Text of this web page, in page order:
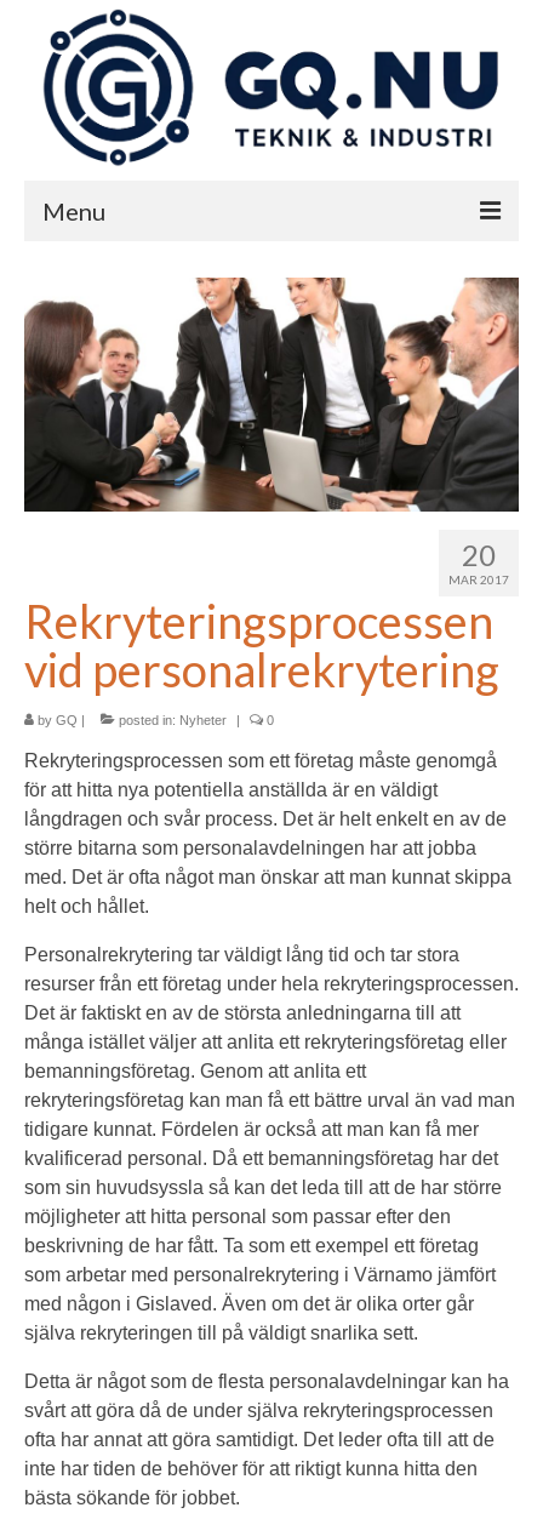
Menu
Teknik & industri
Nyheter
Kontakta oss på GQ
20
MAR 2017
Rekryteringsprocessen
vid personalrekrytering
by GQ | posted in: Nyheter | 0
Rekryteringsprocessen som ett företag måste genomgå
för att hitta nya potentiella anställda är en väldigt
långdragen och svår process. Det är helt enkelt en av de
större bitarna som personalavdelningen har att jobba
med. Det är ofta något man önskar att man kunnat skippa
helt och hållet.
Personalrekrytering tar väldigt lång tid och tar stora
resurser från ett företag under hela rekryteringsprocessen.
Det är faktiskt en av de största anledningarna till att
många istället väljer att anlita ett rekryteringsföretag eller
bemanningsföretag. Genom att anlita ett
rekryteringsföretag kan man få ett bättre urval än vad man
tidigare kunnat. Fördelen är också att man kan få mer
kvalificerad personal. Då ett bemanningsföretag har det
som sin huvudsyssla så kan det leda till att de har större
möjligheter att hitta personal som passar efter den
beskrivning de har fått. Ta som ett exempel ett företag
som arbetar med personalrekrytering i Värnamo jämfört
med någon i Gislaved. Även om det är olika orter går
själva rekryteringen till på väldigt snarlika sett.
Detta är något som de flesta personalavdelningar kan ha
svårt att göra då de under själva rekryteringsprocessen
ofta har annat att göra samtidigt. Det leder ofta till att de
inte har tiden de behöver för att riktigt kunna hitta den
bästa sökande för jobbet.